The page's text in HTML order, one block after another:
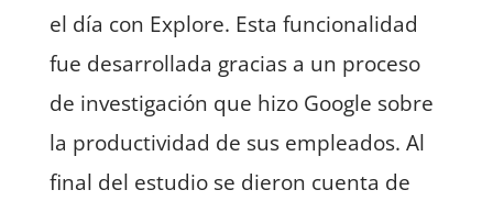
el día con Explore. Esta funcionalidad
fue desarrollada gracias a un proceso
de investigación que hizo Google sobre
la productividad de sus empleados. Al
final del estudio se dieron cuenta de